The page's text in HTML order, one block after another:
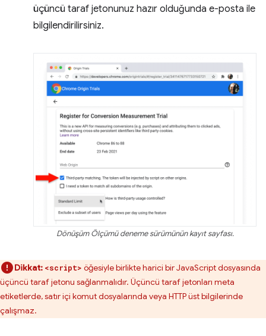
üçüncü taraf jetonunuz hazır olduğunda e-posta ile
bilgilendirilirsiniz.
Dönüşüm Ölçümü deneme sürümünün kayıt sayfası.
Dikkat: <script> öğesiyle birlikte harici bir JavaScript dosyasında
üçüncü taraf jetonu sağlanmalıdır. Üçüncü taraf jetonları meta
etiketlerde, satır içi komut dosyalarında veya HTTP üst bilgilerinde
çalışmaz.